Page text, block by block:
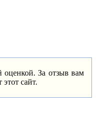
оценкой. За отзыв вам
сайт.